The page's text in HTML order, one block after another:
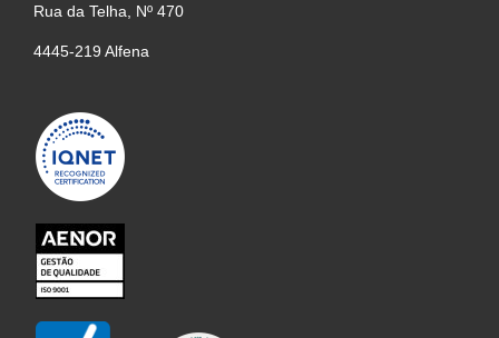
Rua da Telha, Nº 470
4445-219 Alfena